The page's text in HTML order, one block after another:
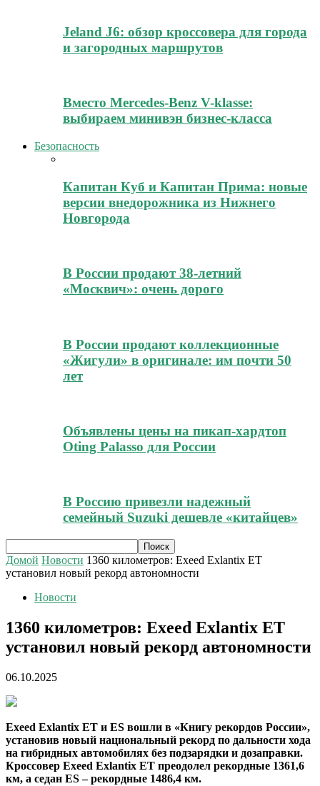
Jeland J6: обзор кроссовера для города
и загородных маршрутов
Вместо Mercedes-Benz V-klasse:
выбираем минивэн бизнес-класса
Безопасность
Капитан Куб и Капитан Прима: новые
версии внедорожника из Нижнего
Новгорода
В России продают 38-летний
«Москвич»: очень дорого
В России продают коллекционные
«Жигули» в оригинале: им почти 50
лет
Объявлены цены на пикап-хардтоп
Oting Palasso для России
В Россию привезли надежный
семейный Suzuki дешевле «китайцев»
Домой Новости 1360 километров: Exeed Exlantix ET
установил новый рекорд автономности
Новости
1360 километров: Exeed Exlantix ET
установил новый рекорд автономности
06.10.2025
Exeed Exlantix ET и ES вошли в «Книгу рекордов России»,
установив новый национальный рекорд по дальности хода
на гибридных автомобилях без подзарядки и дозаправки.
Кроссовер Exeed Exlantix ET преодолел рекордные 1361,6
км, а седан ES – рекордные 1486,4 км.